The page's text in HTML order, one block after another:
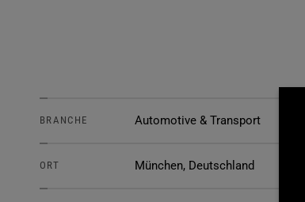
BRANCHE Automotive & Transport
ORT München, Deutschland